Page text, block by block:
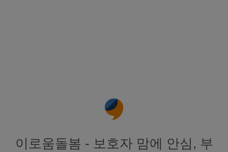
이로움돌봄 - 보호자 맘에 안심, 부